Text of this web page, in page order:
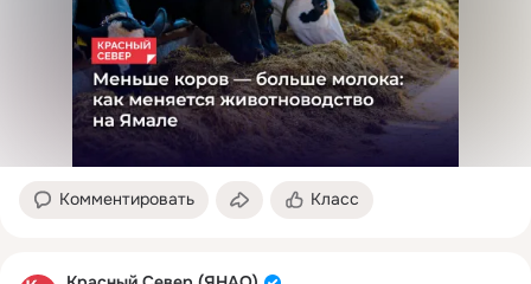
Комментировать Класс